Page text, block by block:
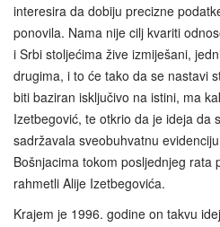
interesira da dobiju precizne
ponovila. Nama nije cilj kvariti
i Srbi stoljećima žive izmiješani,
drugima, i to će tako da se nastavi
biti baziran isključivo na istini, ma
Izetbegović, te otkrio da je ideja da
sadržavala sveobuhvatnu
Bošnjacima tokom posljednjeg rata
rahmetli Alije Izetbegovića.
Krajem je 1996. godine on takvu